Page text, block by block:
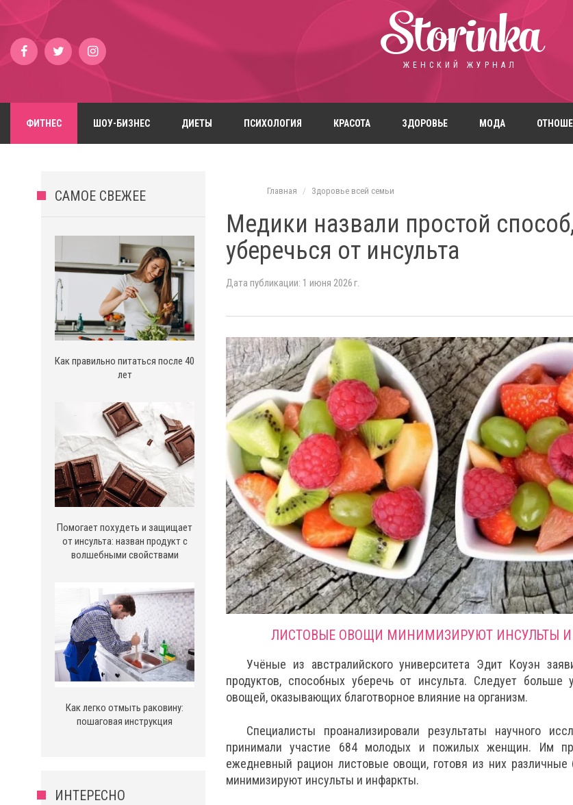
Storinka
ЖЕНСКИЙ ЖУРНАЛ
ФИТНЕС ШОУ-БИЗНЕС ДИЕТЫ ПСИХОЛОГИЯ КРАСОТА ЗДОРОВЬЕ МОДА
САМОЕ СВЕЖЕЕ
Как правильно питаться после 40
лет
Помогает похудеть и защищает
от инсульта: назван продукт с
волшебными свойствами
Как легко отмыть раковину:
пошаговая инструкция
ИНТЕРЕСНО
Главная Здоровье всей семьи
Медики назвали простой
уберечься от инсульта
Дата публикации: 1 июня 2026 г.
ЛИСТОВЫЕ ОВОЩИ МИНИМИЗИРУЮТ ИНСУЛЬТЫ
Учёные из австралийского университета Эдит Коуэн
продуктов, способных уберечь от инсульта. Следует больше
овощей, оказывающих благотворное влияние на организм.
Специалисты проанализировали результаты научного
принимали участие 684 молодых и пожилых женщин. Им
ежедневный рацион листовые овощи, готовя из них
минимизируют инсульты и инфаркты.